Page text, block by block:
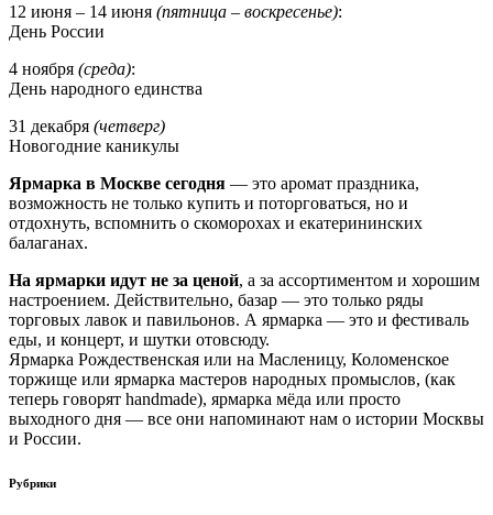
12 июня – 14 июня (пятница – воскресенье):
День России
4 ноября (среда):
День народного единства
31 декабря (четверг)
Новогодние каникулы
Ярмарка в Москве сегодня — это аромат праздника,
возможность не только купить и поторговаться, но и
отдохнуть, вспомнить о скоморохах и екатерининских
балаганах.
На ярмарки идут не за ценой, а за ассортиментом и хорошим
настроением. Действительно, базар — это только ряды
торговых лавок и павильонов. А ярмарка — это и фестиваль
еды, и концерт, и шутки отовсюду.
Ярмарка Рождественская или на Масленицу, Коломенское
торжище или ярмарка мастеров народных промыслов, (как
теперь говорят handmade), ярмарка мёда или просто
выходного дня — все они напоминают нам о истории Москвы
и России.
Рубрики